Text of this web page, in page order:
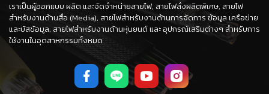
เราเป็นผู้ออกแบบ ผลิต และจัดจำหน่ายสายไฟ, สายไฟสั่งผลิตพิเศษ, สายไฟ
สำหรับงานด้านสื่อ (Media), สายไฟสำหรับงานด้านการจัดการ ข้อมูล เครือข่าย
และบัสข้อมูล, สายไฟสำหรับงานด้านหุ่นยนต์ และ อุปกรณ์เสริมต่างๆ สำหรับการ
ใช้งานในอุตสาหกรรมทั้งหมด